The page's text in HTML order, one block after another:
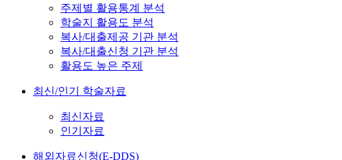
주제별 활용통계 분석
학술지 활용도 분석
복사/대출제공 기관 분석
복사/대출신청 기관 분석
활용도 높은 주제
최신/인기 학술자료
최신자료
인기자료
해외자료신청(E-DDS)